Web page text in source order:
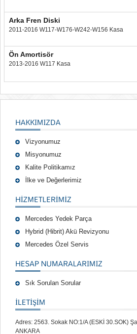
Arka Fren Diski
2011-2016 W117-W176-W242-W156 Kasa
Ön Amortisör
2013-2016 W117 Kasa
HAKKIMIZDA
Vizyonumuz
Misyonumuz
Kalite Politikamız
İlke ve Değerlerimiz
HIZMETLERIMIZ
Mercedes Yedek Parça
Hybrid (Hibrit) Akü Revizyonu
Mercedes Özel Servis
HESAP NUMARALARIMIZ
Sık Sorulan Sorular
İLETİŞİM
Adres: 2563. Sokak NO:1/A (ESKİ 30.SOK)
ANKARA